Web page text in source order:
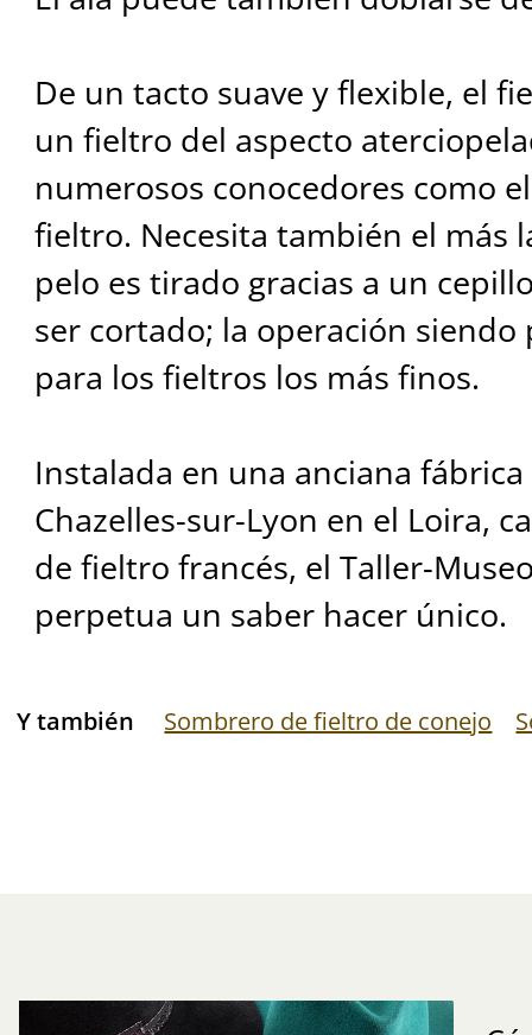
De un tacto suave y flexible, el
un fieltro del aspecto
numerosos conocedores como
fieltro. Necesita también el más
pelo es tirado gracias a un
ser cortado; la operación
para los fieltros los más finos.
Instalada en una anciana fábrica
Chazelles-sur-Lyon en el Loira,
de fieltro francés, el Taller-
perpetua un saber hacer único.
Y también Sombrero de fieltro de conejo